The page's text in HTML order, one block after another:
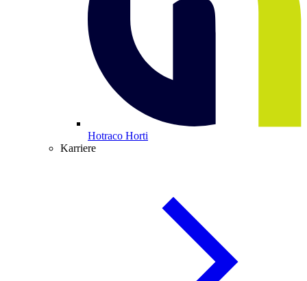
Hotraco Horti
Karriere